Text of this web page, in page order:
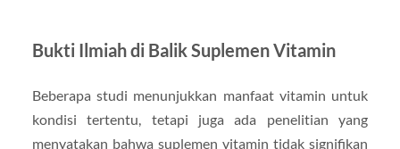
Bukti Ilmiah di Balik Suplemen Vitamin
Beberapa studi menunjukkan manfaat vitamin untuk
kondisi tertentu, tetapi juga ada penelitian yang
menyatakan bahwa suplemen vitamin tidak signifikan